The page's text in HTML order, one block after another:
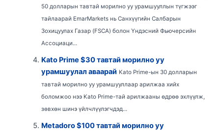
50 долларын тавтай морилно уу урамшууллын түгжээг
тайлаарай EmarMarkets нь Санхүүгийн Салбарын
Зохицуулах Газар (FSCA) болон Үндэсний Фьючерсийн
Ассоциаци...
Kato Prime $30 тавтай морилно уу
урамшуулал аваарай Kato Prime-ын 30 долларын
тавтай морилно уу урамшууллаар арилжаа хийх
боломжоо нээ Kato Prime-тай арилжааны өдрөө эхлүүлж,
зөвхөн шинэ үйлчлүүлэгчдэд...
Metadoro $100 тавтай морилно уу